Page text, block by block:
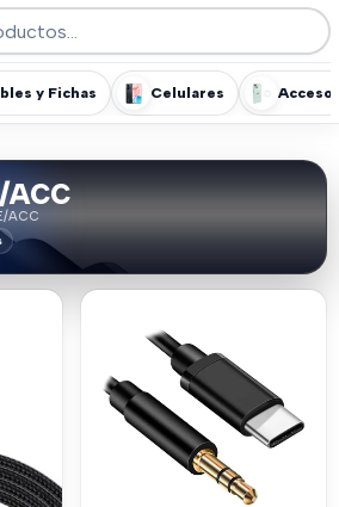
y Fichas Celulares
ACC
ACC